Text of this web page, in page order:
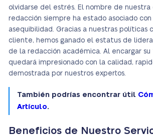
olvidarse del estrés. El nombre de nuestra
redacción siempre ha estado asociado con
asequibilidad. Gracias a nuestras políticas
cliente, hemos ganado el estatus de
de la redacción académica. Al encargar su
quedará impresionado con la calidad,
demostrada por nuestros expertos.
También podrías encontrar útil
Artículo.
Beneficios de Nuestro